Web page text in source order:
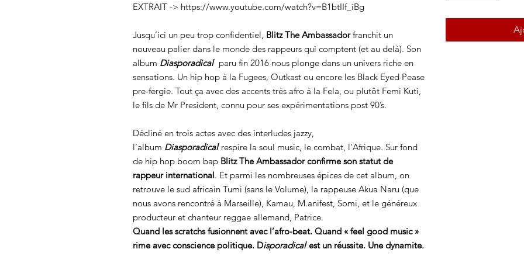
EXTRAIT -> https://www.youtube.com/watch?v=B1btIIf_iBg
Jusqu’ici un peu trop confidentiel, Blitz The Ambassadorfranchit un
nouveau palier dans le monde des rappeurs qui comptent (et au delà). Son
album Diasporadicalparu fin 2016 nous plonge dans un univers riche en
sensations. Un hip hop à la Fugees, Outkast ou encore les Black Eyed Pease
pre-fergie. Tout ça avec des accents très afro à la Fela, ou plutôt Femi Kuti,
le fils de Mr President, connu pour ses expérimentations post 90’s.
Décliné en trois actes avec des interludes jazzy,
l’album Diasporadicalrespire la soul music, le combat, l’Afrique. Sur fond
de hip hop boom bap Blitz The Ambassador confirme son statut de
rappeur international. Et parmi les nombreuses épices de cet album, on
retrouve le sud africain Tumi (sans le Volume), la rappeuse Akua Naru (que
nous avons rencontré à Marseille), Kamau, M.anifest, Somi, et le généreux
producteur et chanteur reggae allemand, Patrice.
Quand les scratchs fusionnent avec l’afro-beat. Quand « feel good music »
rime avec conscience politique. Disporadicalest un réussite. Une dynamite.